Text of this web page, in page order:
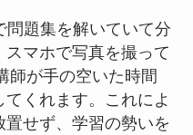
問題集を解いていて分
マホで写真を撮って
師が手の空いた時間
くれます。これによ
置せず、学習の勢いを